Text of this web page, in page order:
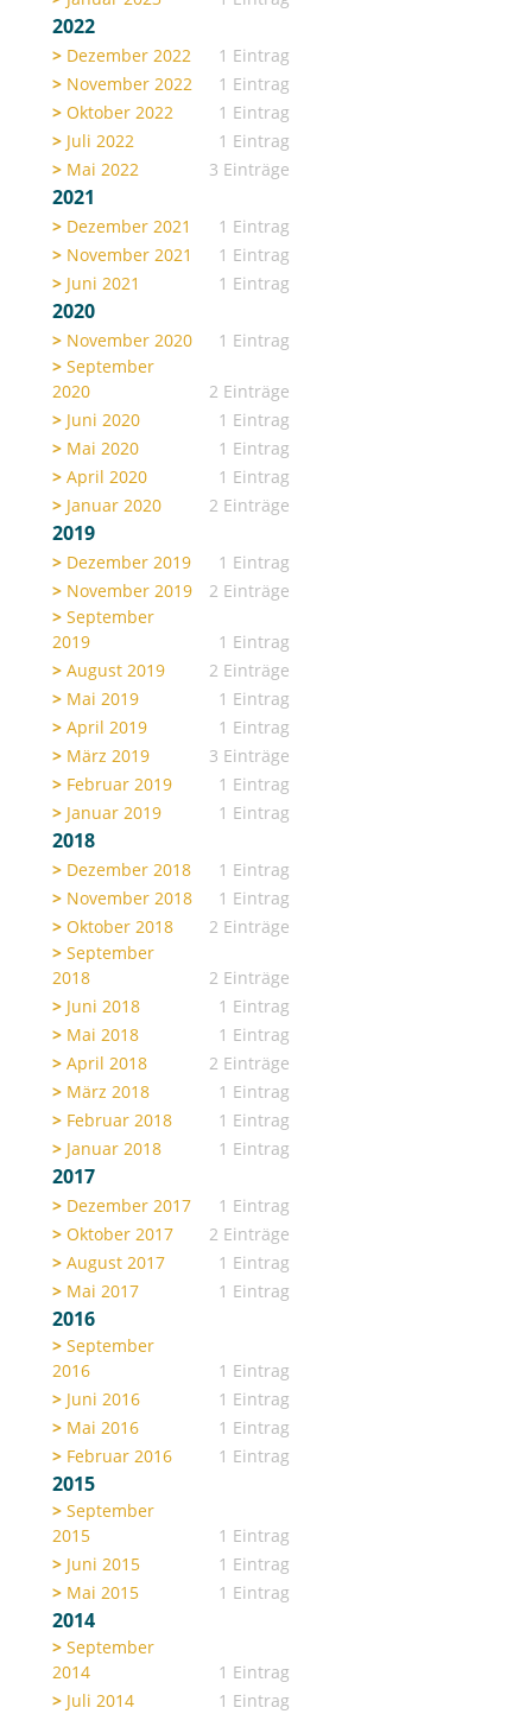
2022
Dezember 2022
1 Eintrag
November 2022
1 Eintrag
Oktober 2022
1 Eintrag
Juli 2022
1 Eintrag
Mai 2022
3 Einträge
2021
Dezember 2021
1 Eintrag
November 2021
1 Eintrag
Juni 2021
1 Eintrag
2020
November 2020
1 Eintrag
September
2020
2 Einträge
Juni 2020
1 Eintrag
Mai 2020
1 Eintrag
April 2020
1 Eintrag
Januar 2020
2 Einträge
2019
Dezember 2019
1 Eintrag
November 2019
2 Einträge
September
2019
1 Eintrag
August 2019
2 Einträge
Mai 2019
1 Eintrag
April 2019
1 Eintrag
März 2019
3 Einträge
Februar 2019
1 Eintrag
Januar 2019
1 Eintrag
2018
Dezember 2018
1 Eintrag
November 2018
1 Eintrag
Oktober 2018
2 Einträge
September
2018
2 Einträge
Juni 2018
1 Eintrag
Mai 2018
1 Eintrag
April 2018
2 Einträge
März 2018
1 Eintrag
Februar 2018
1 Eintrag
Januar 2018
1 Eintrag
2017
Dezember 2017
1 Eintrag
Oktober 2017
2 Einträge
August 2017
1 Eintrag
Mai 2017
1 Eintrag
2016
September
2016
1 Eintrag
Juni 2016
1 Eintrag
Mai 2016
1 Eintrag
Februar 2016
1 Eintrag
2015
September
2015
1 Eintrag
Juni 2015
1 Eintrag
Mai 2015
1 Eintrag
2014
September
2014
1 Eintrag
Juli 2014
1 Eintrag